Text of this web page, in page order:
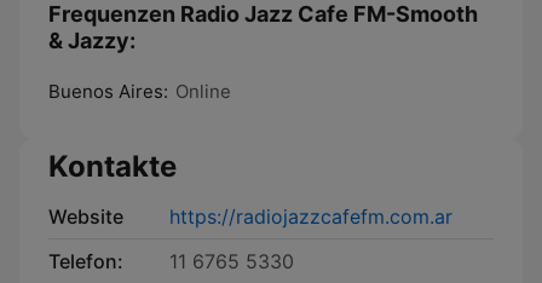
Frequenzen Radio Jazz Cafe FM-Smooth
& Jazzy:
Buenos Aires: Online
Kontakte
Website
https://radiojazzcafefm.com.ar
Telefon:
11 6765 5330